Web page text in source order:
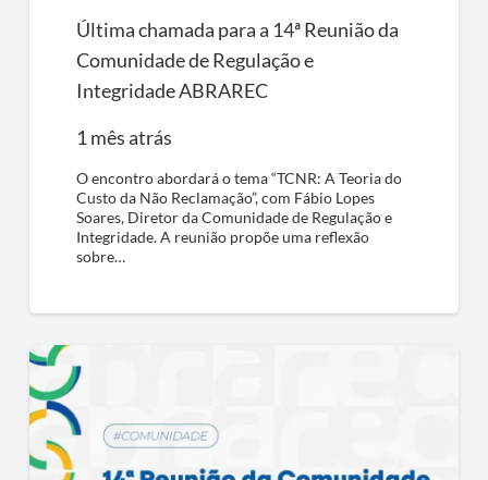
Última chamada para a 14ª Reunião da
Comunidade de Regulação e
Integridade ABRAREC
1 mês atrás
O encontro abordará o tema “TCNR: A Teoria do
Custo da Não Reclamação”, com Fábio Lopes
Soares, Diretor da Comunidade de Regulação e
Integridade. A reunião propõe uma reflexão
sobre…